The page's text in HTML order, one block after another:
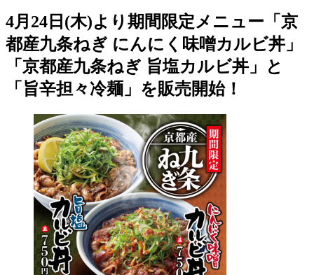
4月24日(木)より期間限定メニュー「京
都産九条ねぎ にんにく味噌カルビ丼」
「京都産九条ねぎ 旨塩カルビ丼」と
「旨辛担々冷麺」を販売開始！